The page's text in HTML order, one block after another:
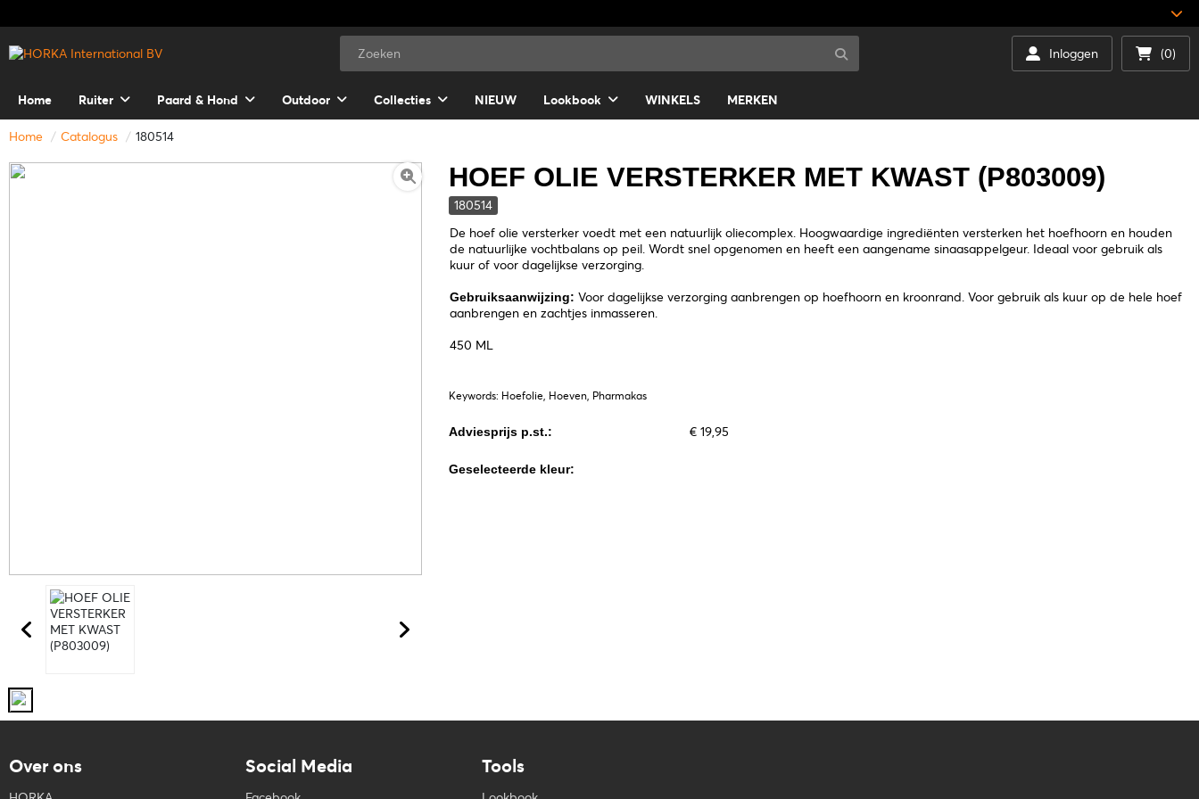
Inloggen (0)
Home Ruiter Paard & Hond Outdoor Collecties NIEUW Lookbook WINKELS MERKEN
Home Catalogus 180514
HOEF OLIE VERSTERKER MET KWAST (P803009)
180514
De hoef olie versterker voedt met een natuurlijk oliecomplex. Hoogwaardige ingrediënten versterken het hoefhoorn en houden
de natuurlijke vochtbalans op peil. Wordt snel opgenomen en heeft een aangename sinaasappelgeur. Ideaal voor gebruik als
kuur of voor dagelijkse verzorging.
Gebruiksaanwijzing: Voor dagelijkse verzorging aanbrengen op hoefhoorn en kroonrand. Voor gebruik als kuur op de hele hoef
aanbrengen en zachtjes inmasseren.
450 ML
Keywords: Hoefolie, Hoeven, Pharmakas
Adviesprijs p.st.: € 19,95
Geselecteerde kleur:
Over ons Social Media Tools